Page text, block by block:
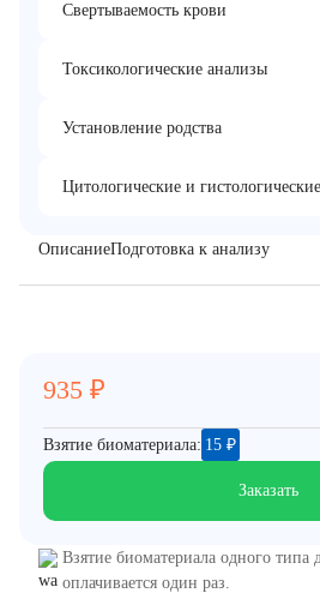
Свертываемость крови
Токсикологические анализы
Установление родства
Цитологические и
ОписаниеПодготовка к анализу
935 ₽
Взятие биоматериала: 15 ₽
Заказать
Взятие биоматериала одного типа
оплачивается один раз.